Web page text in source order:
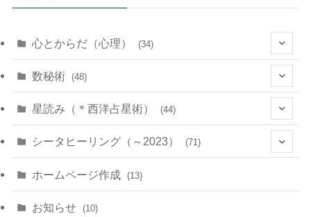
心とからだ（心理） (34)
(1)
(22)
(7)
(7)
数秘術 (48)
(11)
(10)
星読み（＊西洋占星術） (44)
(11)
(8)
シータヒーリング（～2023） (71)
(14)
ホームページ作成 (13)
お知らせ (10)